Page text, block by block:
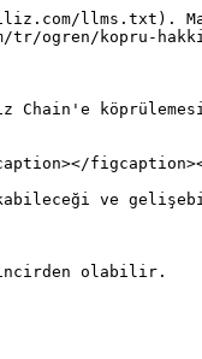
llms.txt).
ogren/kopru-
ve
zincirden olabilir.